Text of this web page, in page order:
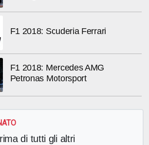
F1 2018: Scuderia Ferrari
F1 2018: Mercedes AMG
Petronas Motorsport
di tutti gli altri